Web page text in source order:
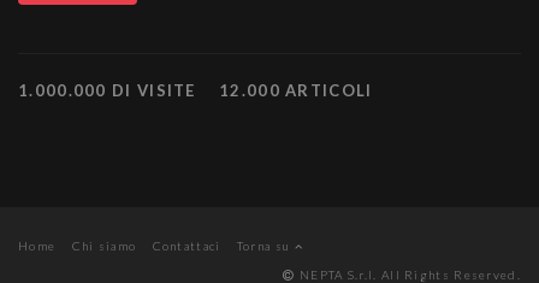
1.000.000 DI VISITE 12.000 ARTICOLI
Home Chi siamo Contattaci
Torna su
NEPTA S.r.l. All Rights Reserved.